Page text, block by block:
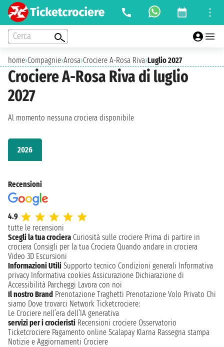
Cerca
home›Compagnie›Arosa›Crociere A-Rosa Riva›Luglio 2027
Crociere A-Rosa Riva di luglio
2027
2026
Al momento nessuna crociera disponibile
Recensioni
4.9
tutte le recensioni
Scegli la tua crociera Curiosità sulle crociere Prima di partire in
crociera Consigli per la tua Crociera Quando andare in crociera
Video 3D Escursioni
Informazioni Utili Supporto tecnico Condizioni generali Informativa
privacy Informativa cookies Assicurazione Dichiarazione di
Accessibilità Parcheggi Lavora con noi
Il nostro Brand Prenotazione Traghetti Prenotazione Volo Privato Chi
siamo Dove trovarci Network Ticketcrociere:
Le Crociere nell’era dell’IA generativa
servizi per i crocieristi Recensioni crociere Osservatorio
Ticketcrociere Pagamento online Scalapay Klarna Rassegna stampa
Notizie e Aggiornamenti Crociere